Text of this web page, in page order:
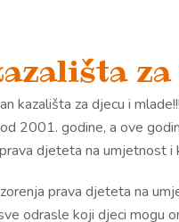
kazališta za djecu i
2001. godine, a ove
djeteta na umjetnost i
prava djeteta na
odrasle koji djeci mogu